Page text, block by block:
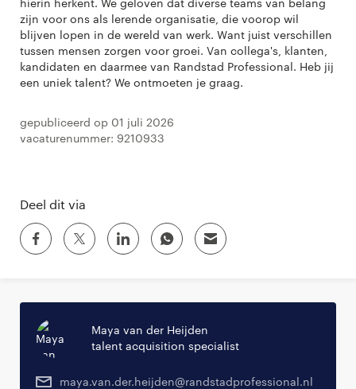
hierin herkent. We geloven dat diverse teams van belang
zijn voor ons als lerende organisatie, die voorop wil
blijven lopen in de wereld van werk. Want juist verschillen
tussen mensen zorgen voor groei. Van collega's, klanten,
kandidaten en daarmee van Randstad Professional. Heb jij
een uniek talent? We ontmoeten je graag.
Gepubliceerd op 01 juli 2026
Vacaturenummer: 9210933
Deel dit via
Maya van der Heijden
talent acquisition specialist
maya.van.der.heijden@randstadprofessional.nl